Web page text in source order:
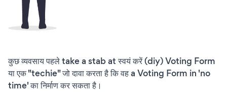
कुछ व्यवसाय पहले take a stab at स्वयं करें (diy) Voting Form
या एक "techie" जो दावा करता है कि वह a Voting Form in 'no
time' का निर्माण कर सकता है।